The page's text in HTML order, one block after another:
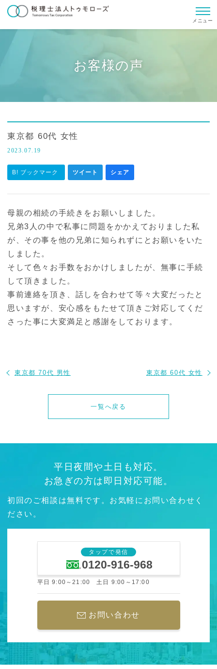
メニュー
お客様の声
東京都 60代 女性
2023.07.19
B! ブックマーク ツイート シェア
母親の相続の手続きをお願いしました。
兄弟3人の中で私事に問題をかかえておりました私
が、その事を他の兄弟に知られずにとお願いをいた
しました。
そして色々お手数をおかけしましたが、無事に手続
して頂きました。
事前連絡を頂き、話しを合わせて等々大変だったと
思いますが、安心感をもたせて頂きご対応してくだ
さった事に大変満足と感謝をしております。
東京都 70代 男性
一覧へ戻る
東京都 60代 女性
平日夜間や土日も対応。
お急ぎの方は即日対応可能。
初回のご相談は無料です。お気軽にお問い合わせく
ださい。
タップで発信
0120-916-968
平日 9:00～21:00 土日 9:00～17:00
お問い合わせ